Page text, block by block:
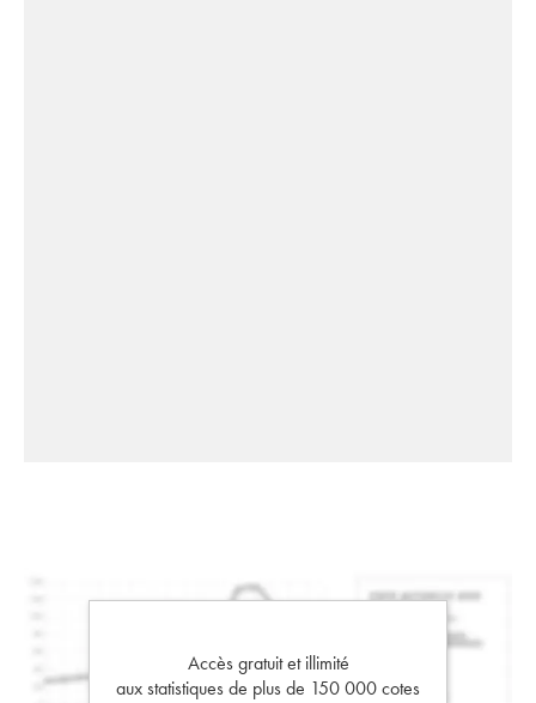
Accès gratuit et illimité
aux statistiques de plus de 150 000 cotes